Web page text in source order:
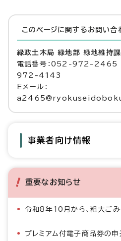
このページに関する お問い合
緑政土木局 緑地部 緑地維持
電話番号：052-972-2465
972-4143
Eメール：
事業者向け情報
重要なお知らせ
令和8年10月から、粗大ご
プレミアム付電子商品券の